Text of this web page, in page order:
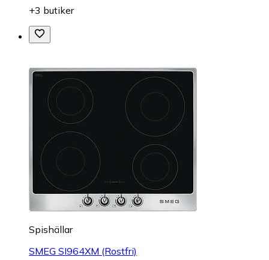
+3 butiker
Spishällar
SMEG SI964XM (Rostfri)